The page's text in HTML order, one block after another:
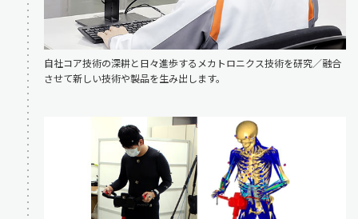
自社コア技術の深耕と日々進歩するメカトロニクス技術を研究／融合
させて新しい技術や製品を生み出します。